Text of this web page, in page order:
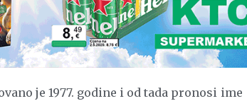
je 1977. godine i od tada pronosi ime